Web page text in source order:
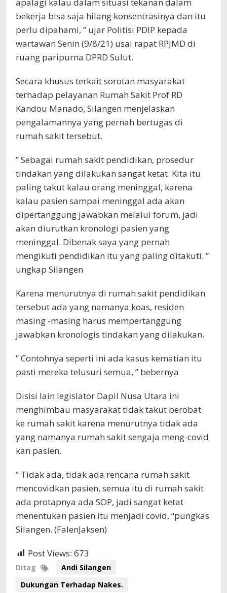
bekerja bisa saja hilang konsentrasinya dan itu
perlu dipahami, ” ujar Politisi PDIP kepada
wartawan Senin (9/8/21) usai rapat RPJMD di
ruang paripurna DPRD Sulut.
Secara khusus terkait sorotan masyarakat
terhadap pelayanan Rumah Sakit Prof RD
Kandou Manado, Silangen menjelaskan
pengalamannya yang pernah bertugas di
rumah sakit tersebut.
” Sebagai rumah sakit pendidikan, prosedur
tindakan yang dilakukan sangat ketat. Kita itu
paling takut kalau orang meninggal, karena
kalau pasien sampai meninggal ada akan
dipertanggung jawabkan melalui forum, jadi
akan diurutkan kronologi pasien yang
meninggal. Dibenak saya yang pernah
mengikuti pendidikan itu yang paling ditakuti. ”
ungkap Silangen
Karena menurutnya di rumah sakit pendidikan
tersebut ada yang namanya koas, residen
masing -masing harus mempertanggung
jawabkan kronologis tindakan yang dilakukan.
” Contohnya seperti ini ada kasus kematian itu
pasti mereka telusuri semua, ” bebernya
Disisi lain legislator Dapil Nusa Utara ini
menghimbau masyarakat tidak takut berobat
ke rumah sakit karena menurutnya tidak ada
yang namanya rumah sakit sengaja meng-covid
kan pasien.
” Tidak ada, tidak ada rencana rumah sakit
mencovidkan pasien, semua itu di rumah sakit
ada protapnya ada SOP, jadi sangat ketat
menentukan pasien itu menjadi covid, “pungkas
Silangen. (FalenJaksen)
Post Views: 673
Ditag
Andi Silangen
Dukungan Terhadap Nakes.